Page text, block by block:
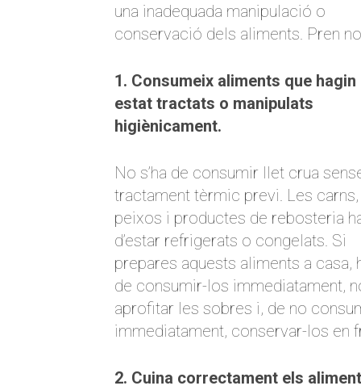
una inadequada manipulació o
conservació dels aliments. Pren
1. Consumeix aliments que hagin
estat tractats o manipulats
higiènicament.
No s’ha de consumir llet crua
tractament tèrmic previ. Les carns,
peixos i productes de rebosteria
d’estar refrigerats o congelats. Si
prepares aquests aliments a casa,
de consumir-los immediatament,
aprofitar les sobres i, de no
immediatament, conservar-los en
2. Cuina correctament els